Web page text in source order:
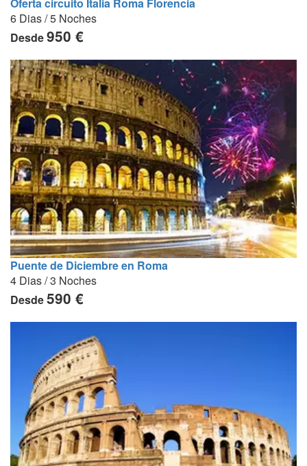
Oferta circuito Italia Roma Florencia
6 Dias / 5 Noches
Desde950 €
Puente de Diciembre en Roma
4 Dias / 3 Noches
Desde590 €